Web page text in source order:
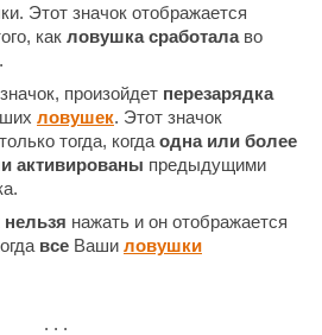
Этот значок отображается
как ловушка сработалаво
произойдет перезарядка
ловушек. Этот значок
тогда, когда одна или более
активированы предыдущими
нельзя нажать и он отображается
все Ваши ловушки
. . .